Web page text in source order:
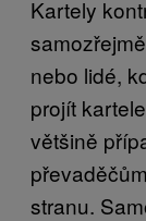
Kartely
nebo lidé,
projít
většině
stranu.